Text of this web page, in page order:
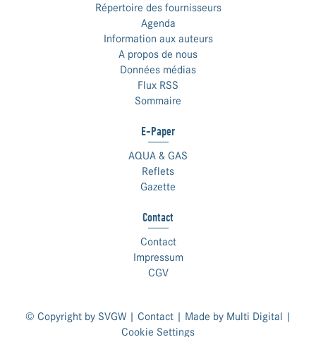
Répertoire des fournisseurs
Agenda
Information aux auteurs
A propos de nous
Données médias
Flux RSS
Sommaire
E-Paper
AQUA & GAS
Reflets
Gazette
Contact
Contact
Impressum
CGV
© Copyright by SVGW | Contact| Made by Multi Digital |
Cookie Settings